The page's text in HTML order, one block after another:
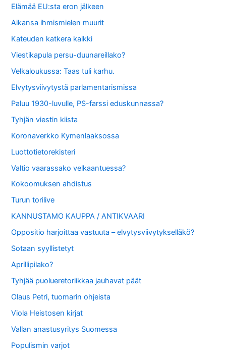
Elämää EU:sta eron jälkeen
Aikansa ihmismielen muurit
Kateuden katkera kalkki
Viestikapula persu-duunareillako?
Velkaloukussa: Taas tuli karhu.
Elvytysviivytystä parlamentarismissa
Paluu 1930-luvulle, PS-farssi eduskunnassa?
Tyhjän viestin kiista
Koronaverkko Kymenlaaksossa
Luottotietorekisteri
Valtio vaarassako velkaantuessa?
Kokoomuksen ahdistus
Turun torilive
KANNUSTAMO KAUPPA / ANTIKVAARI
Oppositio harjoittaa vastuuta – elvytysviivytykselläkö?
Sotaan syyllistetyt
Aprillipilako?
Tyhjää puolueretoriikkaa jauhavat päät
Olaus Petri, tuomarin ohjeista
Viola Heistosen kirjat
Vallan anastusyritys Suomessa
Populismin varjot